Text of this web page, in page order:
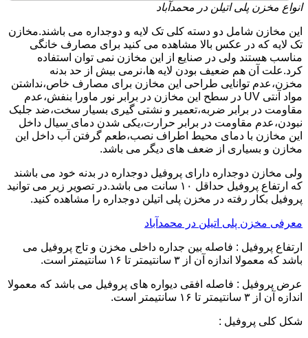
انواع مخزن پلی اتیلن در محمدآباد
این مخازن شامل دو دسته کلی تک لایه و دوجداره می باشند.مخازن
تک لایه که در عکس بالا مشاهده می کنید برای مصارف خانگی
مناسب هستند ولی در صنایع از این مخازن نمی توان استفاده
کرد.علت آن هم ضعیف بودن لایه ها،نرمی بیش از حد بدنه
مخزن،عدم توانایی طراحی این مخازن برای مصارف خاص،نداشتن
مواد آنتی UV در سطح این مخازن در برابر نور ماورا بنفش،عدم
مقاومت در برابر ضربه،تعمیر و نشتی گیری بسیار سخت،ضد جلبک
نبودن،عدم مقاومت در برابر حرارت،یکی شدن دمای سیال داخل
این مخازن با دمای محیط اطراف نصب،طعم گرفتن آب داخل این
مخازن و بسیاری از ضعف های دیگر می باشد.
ولی مخازن دوجداره دارای پروفیل دوجداره در بدنه خود می باشند
که ارتفاع پروفیل حداقل ۱۰ سانت می باشد.در تصویر زیر می توانید
پروفیل بکار رفته در مخزن پلی اتیلن دوجداره را مشاهده کنید.
معرفی مخزن پلی اتیلن در محمدآباد
ارتفاع پروفیل : فاصله بین جداره داخلی مخزن و تاج پروفیل می
باشد که معمولا اندازه آن از ۳ سانتیمتر تا ۱۶ سانتیمتر است.
عرض پروفیل : فاصله افقی دیواره های پروفیل می باشد که معمولا
اندازه آن از ۳ سانتیمتر تا ۱۶ سانتیمتر است.
شکل کلی پروفیل :